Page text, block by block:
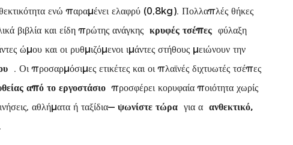
ενώ παραμένει ελαφρύ (0,8kg). Πολλαπλές θήκες
βιβλία και είδη πρώτης ανάγκης κρυφές τσέπες φύλαξη
ώμου και οι ρυθμιζόμενοι ιμάντες στήθους μειώνουν την
. Οι προσαρμόσιμες ετικέτες και οι πλαϊνές διχτυωτές τσέπες
από το εργοστάσιο προσφέρει κορυφαία ποιότητα χωρίς
αθλήματα ή ταξίδια— ψωνίστε τώρα για α ανθεκτικό,
.